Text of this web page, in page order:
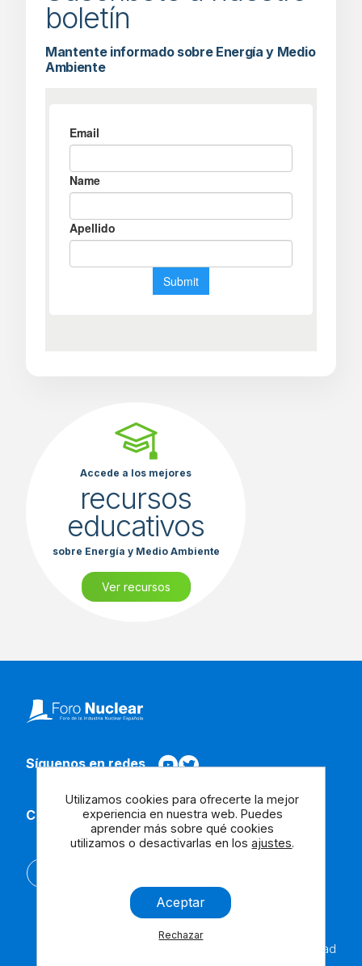
boletín
Mantente informado sobre Energía y Medio
Ambiente
Accede a los mejores
recursos
educativos
sobre Energía y Medio Ambiente
Ver recursos
Síguenos en redes
Contacta con nosotros
Accesibilidad
Utilizamos cookies para ofrecerte la mejor
experiencia en nuestra web. Puedes
aprender más sobre qué cookies
utilizamos o desactivarlas en losajustes.
Aceptar
Rechazar